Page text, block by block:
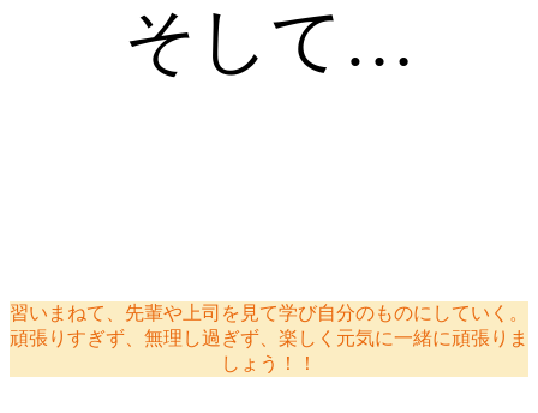
そして…
習いまねて、先輩や上司を見て学び自分のものにしていく。
頑張りすぎず、無理し過ぎず、楽しく元気に一緒に頑張りま
しょう！！